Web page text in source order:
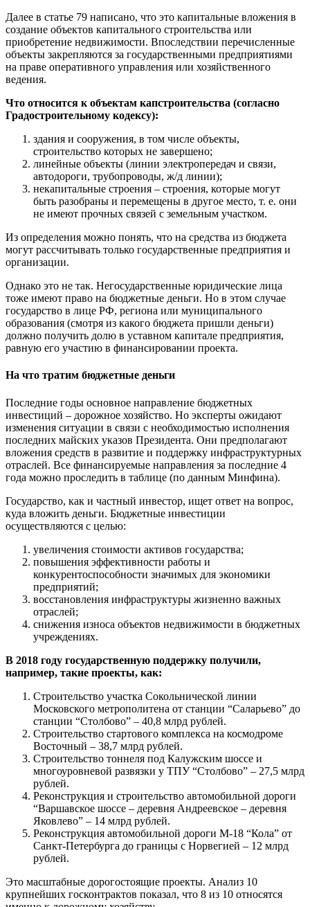
Далее в статье 79 написано, что это капитальные вложения в
создание объектов капитального строительства или
приобретение недвижимости. Впоследствии перечисленные
объекты закрепляются за государственными предприятиями
на праве оперативного управления или хозяйственного
ведения.
Что относится к объектам капстроительства (согласно
Градостроительному кодексу):
здания и сооружения, в том числе объекты,
строительство которых не завершено;
линейные объекты (линии электропередач и связи,
автодороги, трубопроводы, ж/д линии);
некапитальные строения – строения, которые могут
быть разобраны и перемещены в другое место, т. е. они
не имеют прочных связей с земельным участком.
Из определения можно понять, что на средства из бюджета
могут рассчитывать только государственные предприятия и
организации.
Однако это не так. Негосударственные юридические лица
тоже имеют право на бюджетные деньги. Но в этом случае
государство в лице РФ, региона или муниципального
образования (смотря из какого бюджета пришли деньги)
должно получить долю в уставном капитале предприятия,
равную его участию в финансировании проекта.
На что тратим бюджетные деньги
Последние годы основное направление бюджетных
инвестиций – дорожное хозяйство. Но эксперты ожидают
изменения ситуации в связи с необходимостью исполнения
последних майских указов Президента. Они предполагают
вложения средств в развитие и поддержку инфраструктурных
отраслей. Все финансируемые направления за последние 4
года можно проследить в таблице (по данным Минфина).
Государство, как и частный инвестор, ищет ответ на вопрос,
куда вложить деньги. Бюджетные инвестиции
осуществляются с целью:
увеличения стоимости активов государства;
повышения эффективности работы и
конкурентоспособности значимых для экономики
предприятий;
восстановления инфраструктуры жизненно важных
отраслей;
снижения износа объектов недвижимости в бюджетных
учреждениях.
В 2018 году государственную поддержку получили,
например, такие проекты, как:
Строительство участка Сокольнической линии
Московского метрополитена от станции “Саларьево” до
станции “Столбово” – 40,8 млрд рублей.
Строительство стартового комплекса на космодроме
Восточный – 38,7 млрд рублей.
Строительство тоннеля под Калужским шоссе и
многоуровневой развязки у ТПУ “Столбово” – 27,5 млрд
рублей.
Реконструкция и строительство автомобильной дороги
“Варшавское шоссе – деревня Андреевское – деревня
Яковлево” – 14 млрд рублей.
Реконструкция автомобильной дороги М-18 “Кола” от
Санкт-Петербурга до границы с Норвегией – 12 млрд
рублей.
Это масштабные дорогостоящие проекты. Анализ 10
крупнейших госконтрактов показал, что 8 из 10 относятся